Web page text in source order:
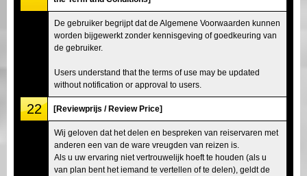
De gebruiker begrijpt dat de Algemene Voorwaarden kunnen
worden bijgewerkt zonder kennisgeving of goedkeuring van
de gebruiker.
Users understand that the terms of use may be updated
without notification or approval to users.
22 [Reviewprijs / Review Price]
Wij geloven dat het delen en bespreken van reiservaren met
anderen een van de ware vreugden van reizen is.
Als u uw ervaring niet vertrouwelijk hoeft te houden (als u
van plan bent het iemand te vertellen of te delen), geldt de